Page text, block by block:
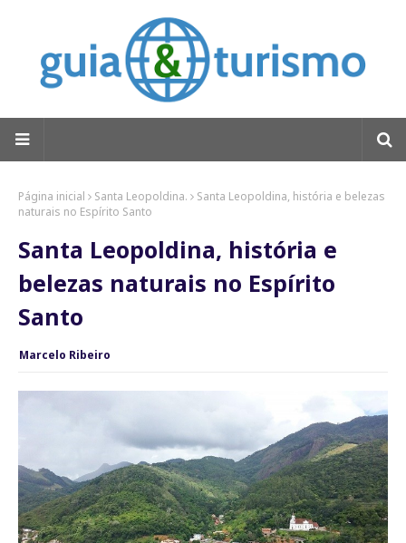
Página inicial Santa Leopoldina.
Santa Leopoldina, história e belezas
naturais no Espírito Santo
Santa Leopoldina, história e
belezas naturais no Espírito
Santo
Marcelo Ribeiro